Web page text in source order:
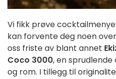
Vi fikk prøve
kan forvente deg noen
oss friste av blant annet
Coco 3000, en
og rom. I tillegg til